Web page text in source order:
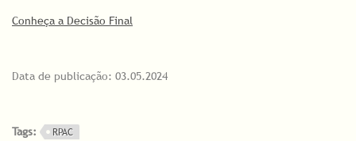
Conheça a Decisão Final
Data de publicação: 03.05.2024
Tags:
RPAC